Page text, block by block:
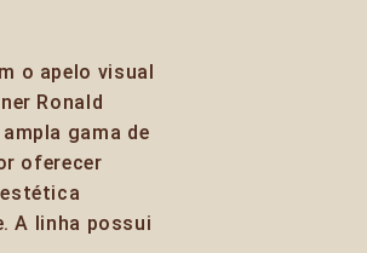
o apelo visual
Ronald
gama de
oferecer
A linha possui